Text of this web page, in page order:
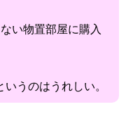
い物置部屋に購入
うのはうれしい。